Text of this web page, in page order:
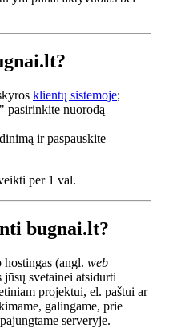
klientų sistemoje;
pasirinkite nuorodą
ir paspauskite
per 1 val.
bugnai.lt?
(angl. web
svetainei atsidurti
projektui, el. paštui ar
galingame, prie
serveryje.